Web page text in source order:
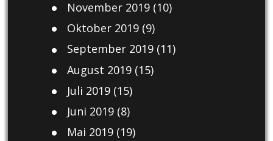
November 2019(10)
Oktober 2019(9)
September 2019(11)
August 2019(15)
Juli 2019(15)
Juni 2019(8)
Mai 2019(19)